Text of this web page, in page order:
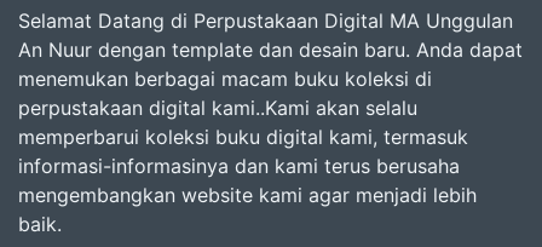
Selamat Datang di Perpustakaan Digital MA Unggulan
An Nuur dengan template dan desain baru. Anda dapat
menemukan berbagai macam buku koleksi di
perpustakaan digital kami..Kami akan selalu
memperbarui koleksi buku digital kami, termasuk
informasi-informasinya dan kami terus berusaha
mengembangkan website kami agar menjadi lebih
baik.